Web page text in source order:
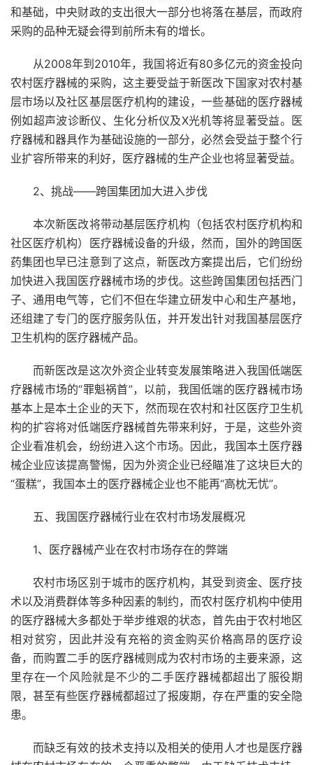
和基础，中央财政的支出很大一部分也将落在基层，而政府
采购的品种无疑会得到前所未有的增长。
从2008年到2010年，我国将近有80多亿元的资金投向
农村医疗器械的采购，这主要受益于新医改下国家对农村基
层市场以及社区基层医疗机构的建设，一些基础的医疗器械
例如超声波诊断仪、生化分析仪及X光机等将显著受益。医
疗器械和器具作为基础设施的一部分，必然会受益于整个行
业扩容所带来的利好，医疗器械的生产企业也将显著受益。
2、挑战――跨国集团加大进入步伐
本次新医改将带动基层医疗机构（包括农村医疗机构和
社区医疗机构）医疗器械设备的升级，然而，国外的跨国医
药集团也早已注意到了这点，新医改方案提出后，它们纷纷
加快进入我国医疗器械市场的步伐。这些跨国集团包括西门
子、通用电气等，它们不但在华建立研发中心和生产基地，
还组建了专门的医疗服务队伍，并开发出针对我国基层医疗
卫生机构的医疗器械产品。
而新医改是这次外资企业转变发展策略进入我国低端医
疗器械市场的“罪魁祸首”，以前，我国低端的医疗器械市场
基本上是本土企业的天下，然而现在农村和社区医疗卫生机
构的扩容将对低端医疗器械首先带来利好，于是，这些外资
企业看准机会，纷纷进入这个市场。因此，我国本土医疗器
械企业应该提高警惕，因为外资企业已经瞄准了这块巨大的
“蛋糕”，我国本土的医疗器械企业也不能再“高枕无忧”。
五、我国医疗器械行业在农村市场发展概况
1、医疗器械产业在农村市场存在的弊端
农村市场区别于城市的医疗机构，其受到资金、医疗技
术以及消费群体等多种因素的制约，而农村医疗机构中使用
的医疗器械大多都处于举步维艰的状态，首先由于农村地区
相对贫穷，因此并没有充裕的资金购买价格高昂的医疗设
备，而购置二手的医疗器械则成为农村市场的主要来源，这
里存在一个风险就是不少的二手医疗器械都超出了服役期
限，甚至有些医疗器械都超过了报废期，存在严重的安全隐
患。
而缺乏有效的技术支持以及相关的使用人才也是医疗器